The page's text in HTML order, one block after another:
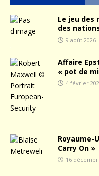
Le jeu des
des
9 août 2026
Affaire
« pot de
4 février
Royaume-
Carry On »
16